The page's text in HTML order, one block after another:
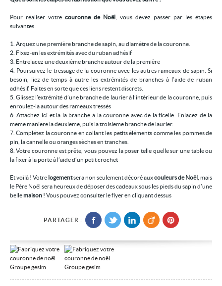
Pour réaliser votre couronne de Noël
, vous devez passer par les étapes
suivantes :
1. Arquez une première branche de sapin, au diamètre de la couronne.
2. Fixez-en les extrémités avec du ruban adhésif
3. Entrelacez une deuxième branche autour de la première
4. Poursuivez le tressage de la couronne avec les autres rameaux de sapin. Si
besoin, liez de temps à autre les extrémités de branches à l’aide de ruban
adhésif. Faites en sorte que ces liens restent discrets.
5. Glissez l’extrémité d’une branche de laurier à l’intérieur de la couronne, puis
enroulez-la autour des rameaux tressés
6. Attachez ici et là la branche à la couronne avec de la ficelle. Enlacez de la
même manière la deuxième, puis la troisième branche de laurier.
7. Complétez la couronne en collant les petits éléments comme les pommes de
pin, la cannelle ou oranges sèches en tranches.
8. Votre couronne est prête, vous pouvez la poser telle quelle sur une table ou
la fixer à la porte à l’aide d’un petit crochet
Et voilà ! Votre logementsera non seulement décoré auxcouleurs de Noël , mais
le Père Noël sera heureux de déposer des cadeaux sous les pieds du sapin d’une
bellemaison! Vous pouvez consulter le flyer en cliquant dessus
PARTAGER :